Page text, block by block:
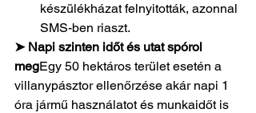
készülékházat felnyitották, azonnal
SMS-ben riaszt.
➤ Napi szinten időt és utat spórol
megEgy 50 hektáros terület esetén a
villanypásztor ellenőrzése akár napi 1
óra jármű használatot és munkaidőt is